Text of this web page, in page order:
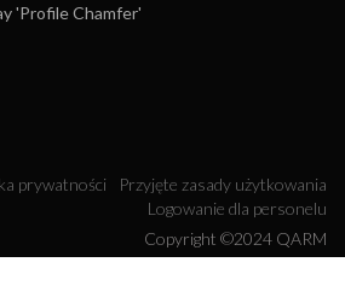
'Profile Chamfer'
prywatności
Przyjęte zasady użytkowania
Logowanie dla personelu
Copyright ©2024 QARM